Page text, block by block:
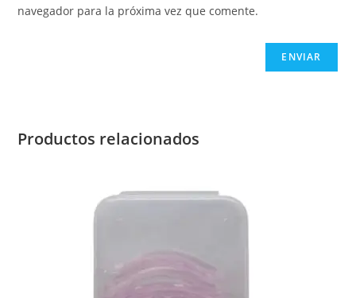
navegador para la próxima vez que comente.
Productos relacionados